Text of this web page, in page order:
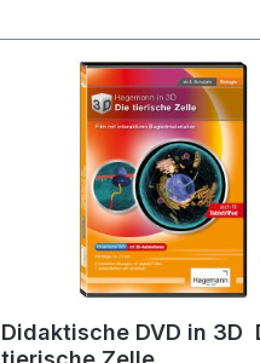
Didaktische DVD in 3D 